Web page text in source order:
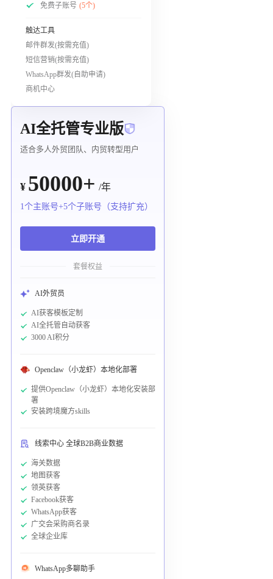
免费子账号 (5个)
触达工具
邮件群发(按需充值)
短信营销(按需充值)
WhatsApp群发(自助申请)
商机中心
AI全托管专业版
适合多人外贸团队、内贸转型用户
¥ 50000+ /年
1个主账号+5个子账号（支持扩充）
立即开通
套餐权益
AI外贸员
AI获客模板定制
AI全托管自动获客
3000 AI积分
Openclaw（小龙虾）本地化部署
提供Openclaw（小龙虾）本地化安装部
署
安装跨境魔方skills
线索中心 全球B2B商业数据
海关数据
地图获客
领英获客
Facebook获客
WhatsApp获客
广交会采购商名录
全球企业库
WhatsApp多聊助手